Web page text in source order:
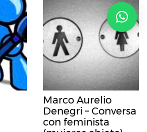
Marco Aurelio
Denegri – Conversa
con feminista